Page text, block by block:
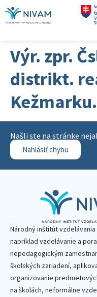
Výr. zpr.
distrikt.
Našli ste na stránke
Nahlásiť chybu
Národný inštitút
napríklad vzdelávanie a
nepedagogickým
školských zariadení,
organizovanie
na školách, neformálne